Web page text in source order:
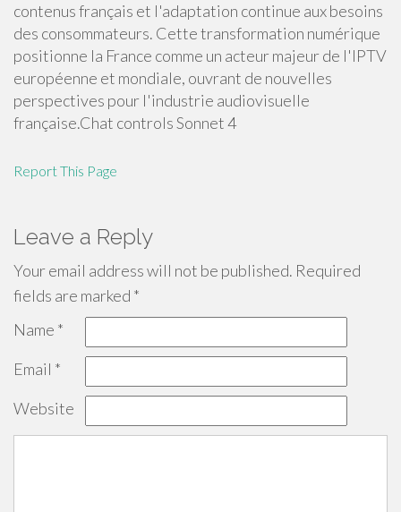
contenus français et l'adaptation continue aux besoins
des consommateurs. Cette transformation numérique
positionne la France comme un acteur majeur de l'IPTV
européenne et mondiale, ouvrant de nouvelles
perspectives pour l'industrie audiovisuelle
française.Chat controls Sonnet 4
Report This Page
Leave a Reply
Your email address will not be published. Required
fields are marked *
Name *
Email *
Website